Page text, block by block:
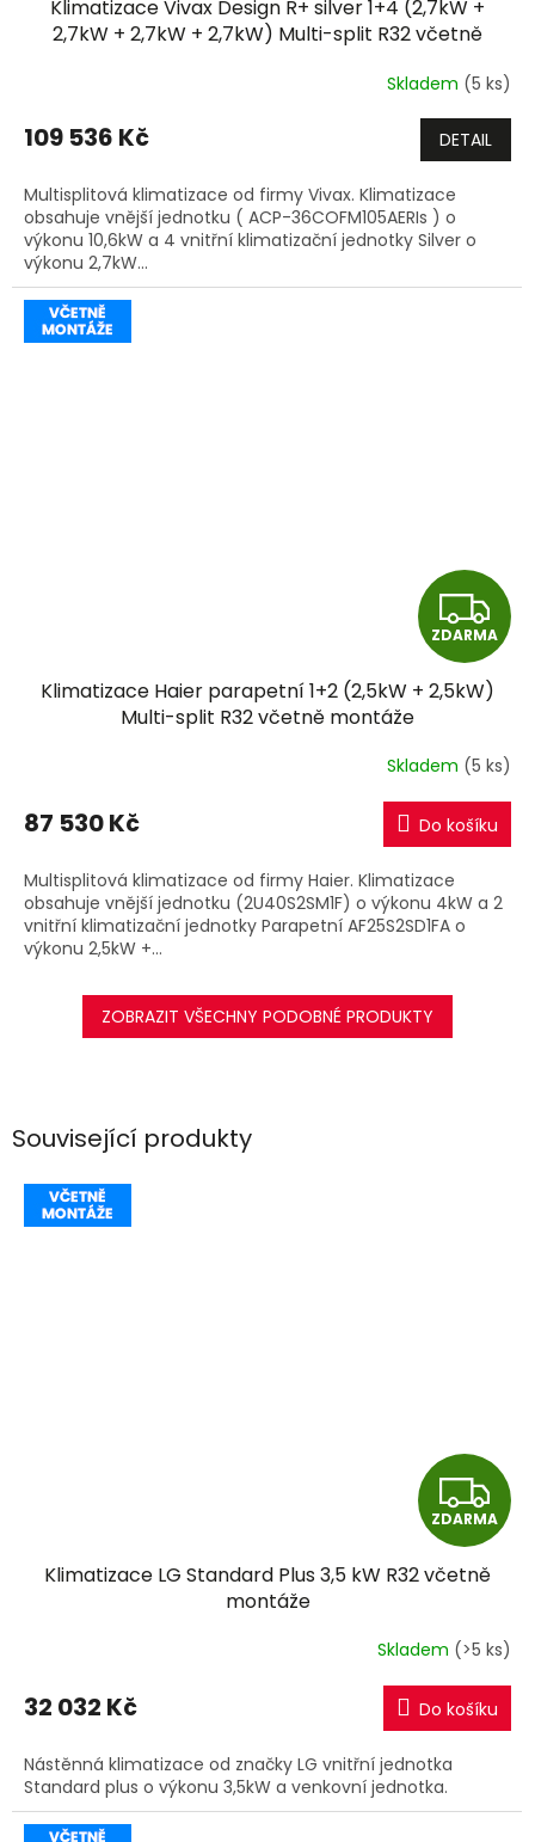
Související produkty
Z
D
A
R
M
A
ZDARMA
Klimatizace LG Standard Plus 3,5 kW R32 včetně
montáže
Skladem (>5 ks)
32 032 Kč Do košíku
Nástěnná klimatizace od značky LG vnitřní jednotka
Standard plus o výkonu 3,5kW a venkovní jednotka.
R
M
A
Klimatizace Vivax Design R+ silver 1+4 (2,7kW +
2,7kW + 2,7kW + 2,7kW) Multi-split R32 včetně
Skladem (5 ks)
109 536 Kč DETAIL
Multisplitová klimatizace od firmy Vivax. Klimatizace
obsahuje vnější jednotku ( ACP-36COFM105AERIs ) o
výkonu 10,6kW a 4 vnitřní klimatizační jednotky Silver o
výkonu 2,7kW...
Z
D
A
R
M
A
ZDARMA
Klimatizace Haier parapetní 1+2 (2,5kW + 2,5kW)
Multi-split R32 včetně montáže
Skladem (5 ks)
87 530 Kč Do košíku
Multisplitová klimatizace od firmy Haier. Klimatizace
obsahuje vnější jednotku (2U40S2SM1F) o výkonu 4kW a 2
vnitřní klimatizační jednotky Parapetní AF25S2SD1FA o
výkonu 2,5kW +...
ZOBRAZIT VŠECHNY PODOBNÉ PRODUKTY